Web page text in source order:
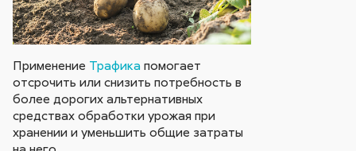
Применение Трафика помогает
отсрочить или снизить потребность в
более дорогих альтернативных
средствах обработки урожая при
хранении и уменьшить общие затраты